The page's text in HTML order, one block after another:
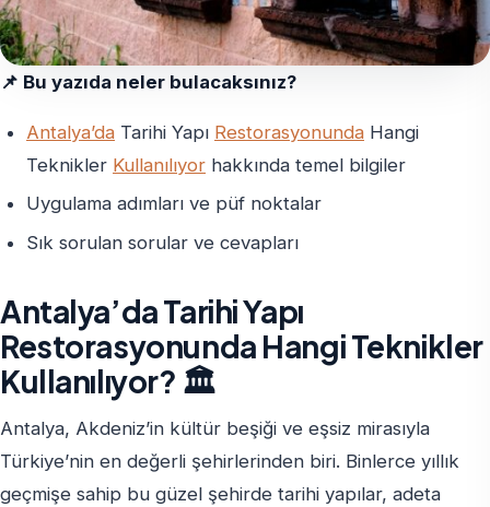
📌 Bu yazıda neler bulacaksınız?
Antalya’da Tarihi Yapı Restorasyonunda Hangi
Teknikler Kullanılıyor hakkında temel bilgiler
Uygulama adımları ve püf noktalar
Sık sorulan sorular ve cevapları
Antalya’da Tarihi Yapı
Restorasyonunda Hangi Teknikler
Kullanılıyor? 🏛️
Antalya, Akdeniz’in kültür beşiği ve eşsiz mirasıyla
Türkiye’nin en değerli şehirlerinden biri. Binlerce yıllık
geçmişe sahip bu güzel şehirde tarihi yapılar, adeta